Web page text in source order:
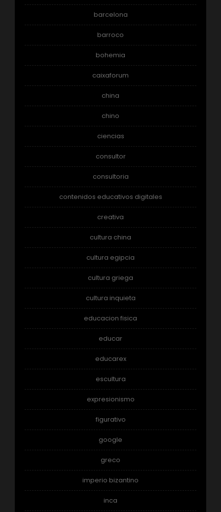
barcelona
barroco
bohemia
caixaforum
china
chino
ciencias
consultor
consultoria
contenidos educativos digitales
creativa
cultura china
cultura egipcia
cultura griega
cultura inquieta
educacion fisica
educar
educarex
escultura
expresionismo
figurativo
google
greco
imperio bizantino
inca